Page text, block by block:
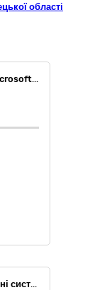
області
Легалізація програмного забезпечення (Microsoft Windows)
Код ДК 021:2015 - 48620000-0 - Операційні системи (Програмна продукція Microsoft Windows Server Standard 2022 16 Core).